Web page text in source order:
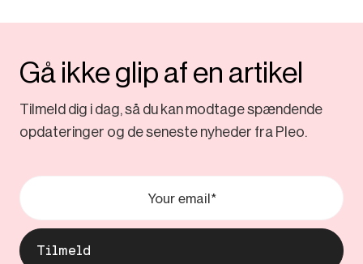
Gå ikke glip af en artikel
Tilmeld dig i dag, så du kan modtage spændende
opdateringer og de seneste nyheder fra Pleo.